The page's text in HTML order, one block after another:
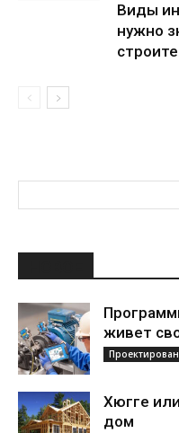
Виды
нужно
живет
Хюгге
дом